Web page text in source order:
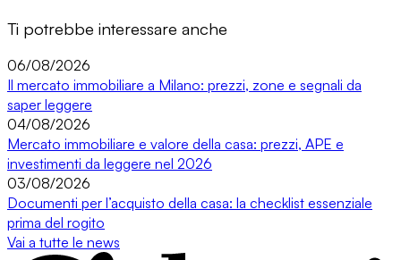
Ti potrebbe interessare anche
06/08/2026
Il mercato immobiliare a Milano: prezzi, zone e segnali da
saper leggere
04/08/2026
Mercato immobiliare e valore della casa: prezzi, APE e
investimenti da leggere nel 2026
03/08/2026
Documenti per l’acquisto della casa: la checklist essenziale
prima del rogito
Vai a tutte le news